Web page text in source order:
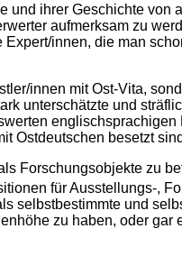
ihrer Geschichte von
aufmerksam zu
innen, die man
innen mit Ost-Vita,
unterschätzte und
Ostdeutschen besetzt
Forschungsobjekte zu
für Ausstellungs-,
selbstbestimmte und
zu haben, oder